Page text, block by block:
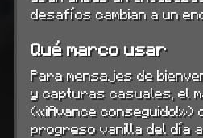
desafíos cambian a un
Qué marco usar
Para mensajes de
y capturas casuales, el
(«¡Avance conseguido!»)
progreso vanilla del día a